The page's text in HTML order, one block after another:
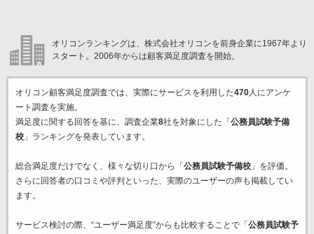
オリコンランキングは、株式会社オリコンを前身企業に1967年より
スタート。2006年からは顧客満足度調査を開始。
オリコン顧客満足度調査では、実際にサービスを利用した470人にアンケ
ート調査を実施。
満足度に関する回答を基に、調査企業8社を対象にした「 公務員試験予備
校」ランキングを発表しています。
総合満足度だけでなく、様々な切り口から「 公務員試験予備校」を評価。
さらに回答者の口コミや評判といった、実際のユーザーの声も掲載してい
ます。
サービス検討の際、“ユーザー満足度”からも比較することで「 公務員試験予